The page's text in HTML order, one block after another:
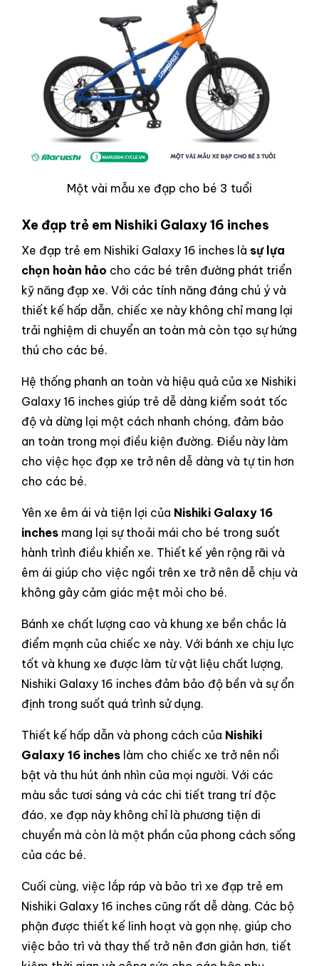
Một vài mẫu xe đạp cho bé 3 tuổi
Xe đạp trẻ em Nishiki Galaxy 16 inches
Xe đạp trẻ em Nishiki Galaxy 16 inches là sự lựa
chọn hoàn hảo cho các bé trên đường phát triển
kỹ năng đạp xe. Với các tính năng đáng chú ý và
thiết kế hấp dẫn, chiếc xe này không chỉ mang lại
trải nghiệm di chuyển an toàn mà còn tạo sự hứng
thú cho các bé.
Hệ thống phanh an toàn và hiệu quả của xe Nishiki
Galaxy 16 inches giúp trẻ dễ dàng kiểm soát tốc
độ và dừng lại một cách nhanh chóng, đảm bảo
an toàn trong mọi điều kiện đường. Điều này làm
cho việc học đạp xe trở nên dễ dàng và tự tin hơn
cho các bé.
Yên xe êm ái và tiện lợi của Nishiki Galaxy 16
inches mang lại sự thoải mái cho bé trong suốt
hành trình điều khiển xe. Thiết kế yên rộng rãi và
êm ái giúp cho việc ngồi trên xe trở nên dễ chịu và
không gây cảm giác mệt mỏi cho bé.
Bánh xe chất lượng cao và khung xe bền chắc là
điểm mạnh của chiếc xe này. Với bánh xe chịu lực
tốt và khung xe được làm từ vật liệu chất lượng,
Nishiki Galaxy 16 inches đảm bảo độ bền và sự ổn
định trong suốt quá trình sử dụng.
Thiết kế hấp dẫn và phong cách của Nishiki
Galaxy 16 inches làm cho chiếc xe trở nên nổi
bật và thu hút ánh nhìn của mọi người. Với các
màu sắc tươi sáng và các chi tiết trang trí độc
đáo, xe đạp này không chỉ là phương tiện di
chuyển mà còn là một phần của phong cách sống
của các bé.
Cuối cùng, việc lắp ráp và bảo trì xe đạp trẻ em
Nishiki Galaxy 16 inches cũng rất dễ dàng. Các bộ
phận được thiết kế linh hoạt và gọn nhẹ, giúp cho
việc bảo trì và thay thế trở nên đơn giản hơn, tiết